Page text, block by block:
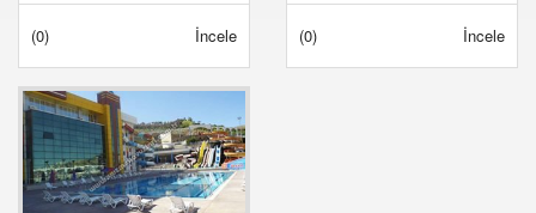
(0) İncele (0) İncele